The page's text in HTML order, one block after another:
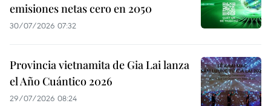
emisiones netas cero en 2050
30/07/2026 07:32
Provincia vietnamita de Gia Lai lanza
el Año Cuántico 2026
29/07/2026 08:24